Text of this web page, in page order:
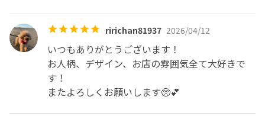
ririchan81937 2026/04/12
いつもありがとうございます！
お人柄、デザイン、お店の雰囲気全て大好きで
す！
またよろしくお願いします🥺💕